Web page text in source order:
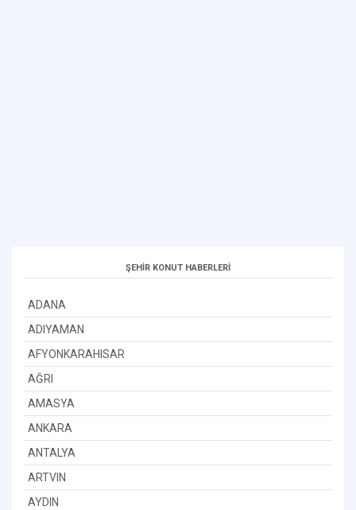
ŞEHİR KONUT HABERLERİ
ADANA
ADIYAMAN
AFYONKARAHISAR
AĞRI
AMASYA
ANKARA
ANTALYA
ARTVIN
AYDIN